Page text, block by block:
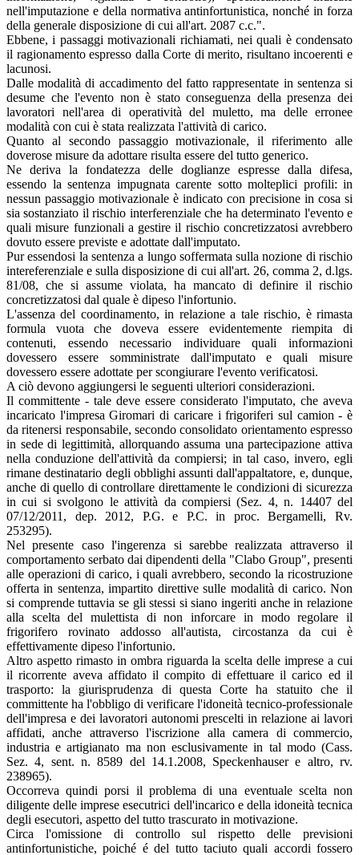
nell'imputazione e della normativa antinfortunistica, nonché in forza
della generale disposizione di cui all'art. 2087 c.c.".
Ebbene, i passaggi motivazionali richiamati, nei quali è condensato
il ragionamento espresso dalla Corte di merito, risultano incoerenti e
lacunosi.
Dalle modalità di accadimento del fatto rappresentate in sentenza si
desume che l'evento non è stato conseguenza della presenza dei
lavoratori nell'area di operatività del muletto, ma delle erronee
modalità con cui è stata realizzata l'attività di carico.
Quanto al secondo passaggio motivazionale, il riferimento alle
doverose misure da adottare risulta essere del tutto generico.
Ne deriva la fondatezza delle doglianze espresse dalla difesa,
essendo la sentenza impugnata carente sotto molteplici profili: in
nessun passaggio motivazionale è indicato con precisione in cosa si
sia sostanziato il rischio interferenziale che ha determinato l'evento e
quali misure funzionali a gestire il rischio concretizzatosi avrebbero
dovuto essere previste e adottate dall'imputato.
Pur essendosi la sentenza a lungo soffermata sulla nozione di rischio
intereferenziale e sulla disposizione di cui all'art. 26, comma 2, d.lgs.
81/08, che si assume violata, ha mancato di definire il rischio
concretizzatosi dal quale è dipeso l'infortunio.
L'assenza del coordinamento, in relazione a tale rischio, è rimasta
formula vuota che doveva essere evidentemente riempita di
contenuti, essendo necessario individuare quali informazioni
dovessero essere somministrate dall'imputato e quali misure
dovessero essere adottate per scongiurare l'evento verificatosi.
A ciò devono aggiungersi le seguenti ulteriori considerazioni.
Il committente - tale deve essere considerato l'imputato, che aveva
incaricato l'impresa Giromari di caricare i frigoriferi sul camion - è
da ritenersi responsabile, secondo consolidato orientamento espresso
in sede di legittimità, allorquando assuma una partecipazione attiva
nella conduzione dell'attività da compiersi; in tal caso, invero, egli
rimane destinatario degli obblighi assunti dall'appaltatore, e, dunque,
anche di quello di controllare direttamente le condizioni di sicurezza
in cui si svolgono le attività da compiersi (Sez. 4, n. 14407 del
07/12/2011, dep. 2012, P.G. e P.C. in proc. Bergamelli, Rv.
253295).
Nel presente caso l'ingerenza si sarebbe realizzata attraverso il
comportamento serbato dai dipendenti della "Clabo Group", presenti
alle operazioni di carico, i quali avrebbero, secondo la ricostruzione
offerta in sentenza, impartito direttive sulle modalità di carico. Non
si comprende tuttavia se gli stessi si siano ingeriti anche in relazione
alla scelta del mulettista di non inforcare in modo regolare il
frigorifero rovinato addosso all'autista, circostanza da cui è
effettivamente dipeso l'infortunio.
Altro aspetto rimasto in ombra riguarda la scelta delle imprese a cui
il ricorrente aveva affidato il compito di effettuare il carico ed il
trasporto: la giurisprudenza di questa Corte ha statuito che il
committente ha l'obbligo di verificare l'idoneità tecnico-professionale
dell'impresa e dei lavoratori autonomi prescelti in relazione ai lavori
affidati, anche attraverso l'iscrizione alla camera di commercio,
industria e artigianato ma non esclusivamente in tal modo (Cass.
Sez. 4, sent. n. 8589 del 14.1.2008, Speckenhauser e altro, rv.
238965).
Occorreva quindi porsi il problema di una eventuale scelta non
diligente delle imprese esecutrici dell'incarico e della idoneità tecnica
degli esecutori, aspetto del tutto trascurato in motivazione.
Circa l'omissione di controllo sul rispetto delle previsioni
antinfortunistiche, poiché é del tutto taciuto quali accordi fossero